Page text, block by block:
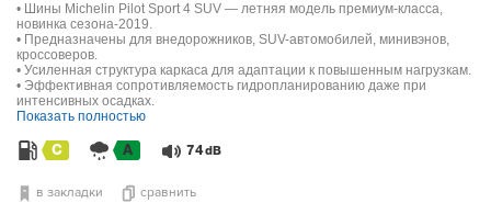
• Шины Michelin Pilot Sport 4 SUV — летняя модель премиум-класса,
новинка сезона-2019.
• Предназначены для внедорожников, SUV-автомобилей, минивэнов,
кроссоверов.
• Усиленная структура каркаса для адаптации к повышенным нагрузкам.
• Эффективная сопротивляемость гидропланированию даже при
интенсивных осадках.
Показать полностью
C A 74dB
в закладки сравнить